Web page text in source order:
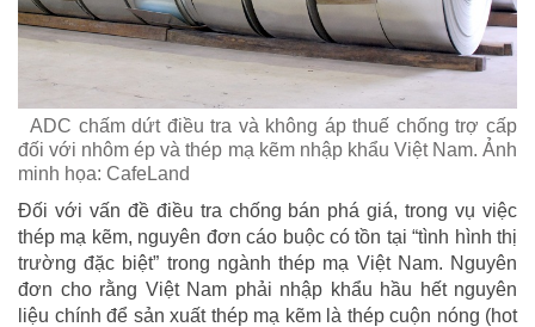
ADC chấm dứt điều tra và không áp thuế chống trợ cấp
đối với nhôm ép và thép mạ kẽm nhập khẩu Việt Nam. Ảnh
minh họa: CafeLand
Đối với vấn đề điều tra chống bán phá giá, trong vụ việc
thép mạ kẽm, nguyên đơn cáo buộc có tồn tại “tình hình thị
trường đặc biệt” trong ngành thép mạ Việt Nam. Nguyên
đơn cho rằng Việt Nam phải nhập khẩu hầu hết nguyên
liệu chính để sản xuất thép mạ kẽm là thép cuộn nóng (hot